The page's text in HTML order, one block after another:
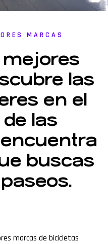
MARCAS
mejores
las
en el
las
buscas
marcas de bicicletas